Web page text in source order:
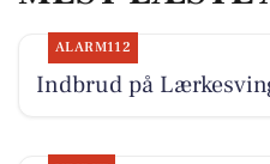
ALARM112
Indbrud på